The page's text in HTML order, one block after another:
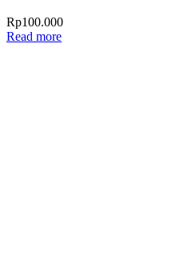
Rp100.000
Read more